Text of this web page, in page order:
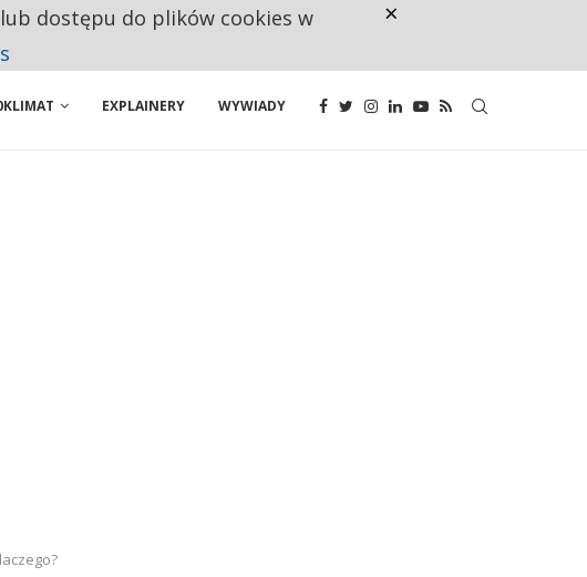
EXPLAINERY WYWIADY
dostępu do plików cookies w
×